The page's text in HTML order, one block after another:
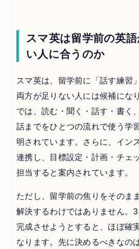
スマ英は留学前の英
い人に合うのか
スマ英は、留学前に「話す練習
両方が足りない人には候補にな
では、読む・聞く・話す・書く
話までをひとつの流れで使う学
明されています。さらに、イン
連携し、目標設定・計画・チェ
担当すると案内されています。
ただし、留学前の焦りをそのま
解決するわけではありません。
完成させようとすると、ほぼ確
なります。先に決めるべきなの